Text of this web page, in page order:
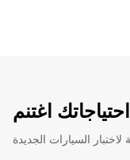
اغتنم
لاختبار السيارات الجديدة